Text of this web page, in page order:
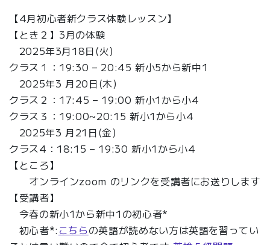
【4月初心者新クラス体験レッスン】
【とき２】3月の体験
2025年3月18日(火)
クラス１：19:30 – 20:45 新小5から新中1
2025年3 月20日(木)
クラス２：17:45 – 19:00 新小1から小4
クラス３：19:00~20:15 新小1から小4
2025年3 月21日(金)
クラス4：18:15 – 19:30 新小1から小4
【ところ】
オンラインzoom のリンクを受講者にお送りします
【受講者】
今春の新小1から新中1の初心者*
初心者*: こちらの英語が読めない方は英語を習ってい